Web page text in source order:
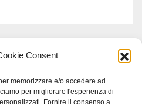
Consent
memorizzare e/o accedere ad
per migliorare l'esperienza di
Fornire il consenso a